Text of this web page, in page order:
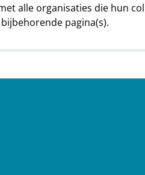
alle organisaties die hun
pagina(s).